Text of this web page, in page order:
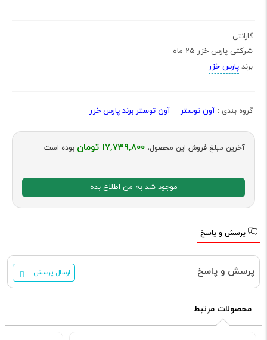
گارانتی
شرکتی پارس خزر 25 ماه
برند پارس خزر
گروه بندی : آون توستر آون توستر برند پارس خزر
آخرین مبلغ فروش این محصول، 17,739,800 تومان بوده است
موجود شد به من اطلاع بده
پرسش و پاسخ
پرسش و پاسخ ارسال پرسش
محصولات مرتبط